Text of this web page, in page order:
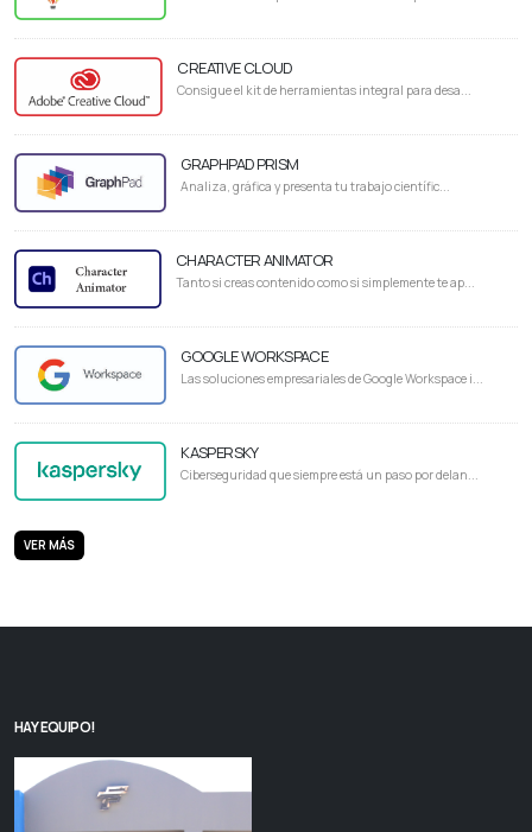
CREATIVE CLOUD
Consigue el kit de herramientas integral para desa...
GRAPHPAD PRISM
Analiza, gráfica y presenta tu trabajo científic...
CHARACTER ANIMATOR
Tanto si creas contenido como si simplemente te ap...
GOOGLE WORKSPACE
Las soluciones empresariales de Google Workspace i...
KASPERSKY
Ciberseguridad que siempre está un paso por delan...
VER MÁS
HAY EQUIPO!